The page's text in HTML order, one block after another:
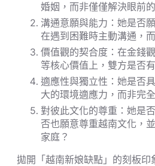
婚姻，而非僅僅解決眼前
溝通意願與能力：她是否
在遇到困難時主動溝通，
價值觀的契合度：在金錢
等核心價值上，雙方是否
適應性與獨立性：她是否
大的環境適應力，而非完
對彼此文化的尊重：她是
否也願意尊重越南文化，
家庭？
拋開「越南新娘缺點」的刻板印